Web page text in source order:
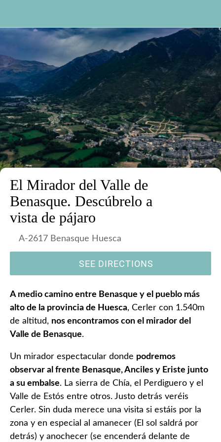
El Mirador del Valle de
Benasque. Descúbrelo a
vista de pájaro
A-2617 Benasque Huesca
SEE DIRECTIONS
A medio camino entre Benasque y el pueblo más
alto de la provincia de Huesca, Cerler con 1.540m
de altitud, nos encontramos con el mirador del
Valle de Benasque.
Un mirador espectacular donde podremos
observar al frente Benasque, Anciles y Eriste junto
a su embalse. La sierra de Chía, el Perdiguero y el
Valle de Estós entre otros. Justo detrás veréis
Cerler. Sin duda merece una visita si estáis por la
zona y en especial al amanecer (El sol saldrá por
detrás) y anochecer (se encenderá delante de